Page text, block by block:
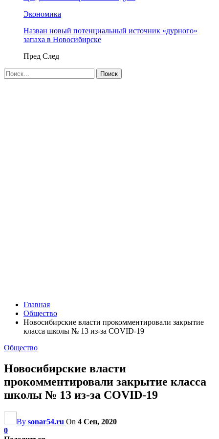
Экономика
Назван новый потенциальный источник «дурного»
запаха в Новосибирске
Пред След
Главная
Общество
Новосибирские власти прокомментировали закрытие
класса школы № 13 из-за COVID-19
Общество
Новосибирские власти
прокомментировали закрытие класса
школы № 13 из-за COVID-19
By sonar54.ru On 4 Сен, 2020
0